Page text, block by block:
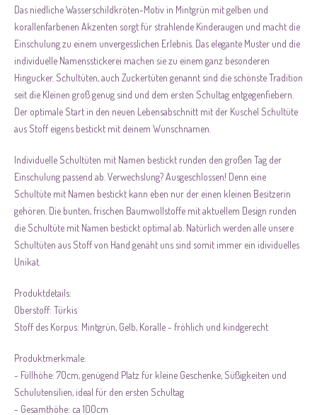
Das niedliche Wasserschildkröten-Motiv in Mintgrün mit gelben und
korallenfarbenen Akzenten sorgt für strahlende Kinderaugen und macht die
Einschulung zu einem unvergesslichen Erlebnis. Das elegante Muster und die
individuelle Namensstickerei machen sie zu einem ganz besonderen
Hingucker. Schultüten, auch Zuckertüten genannt sind die schönste Tradition
seit die Kleinen groß genug sind und dem ersten Schultag entgegenfiebern.
Der optimale Start in den neuen Lebensabschnitt mit der Kuschel Schultüte
aus Stoff eigens bestickt mit deinem Wunschnamen.
Individuelle Schultüten mit Namen bestickt runden den großen Tag der
Einschulung passend ab. Verwechslung? Ausgeschlossen! Denn eine
Schultüte mit Namen bestickt kann eben nur der einen kleinen Besitzerin
gehören. Die bunten, frischen Baumwollstoffe mit aktuellem Design runden
die Schultüte mit Namen bestickt optimal ab. Natürlich werden alle unsere
Schultüten aus Stoff von Hand genäht uns sind somit immer ein idividuelles
Unikat.
Produktdetails:
Oberstoff: Türkis
Stoff des Korpus: Mintgrün, Gelb, Koralle - fröhlich und kindgerecht
Produktmerkmale:
- Füllhöhe: 70cm, genügend Platz für kleine Geschenke, Süßigkeiten und
Schulutensilien, ideal für den ersten Schultag
- Gesamthöhe: ca 100cm